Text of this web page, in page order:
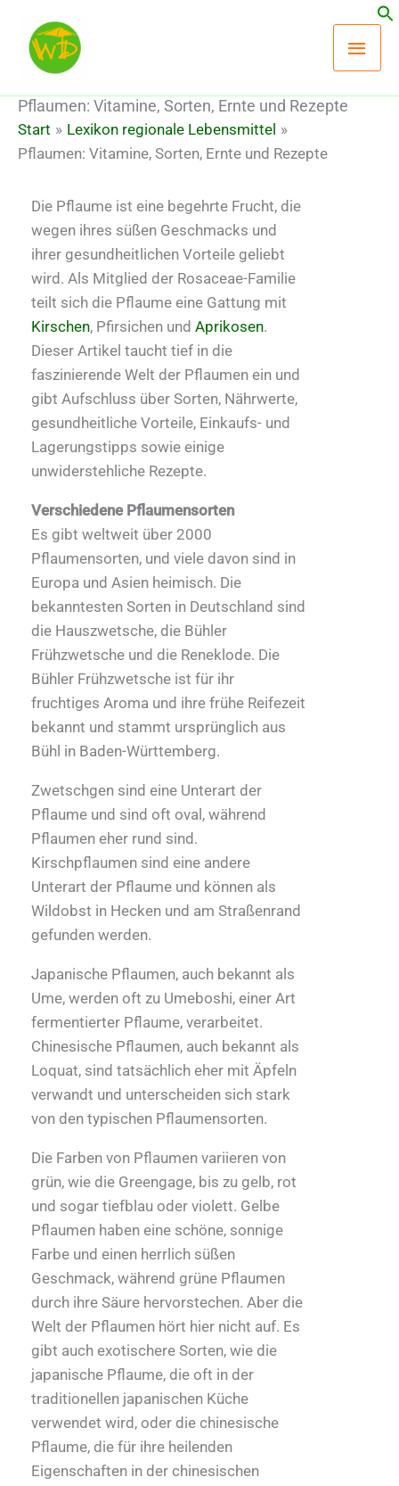
Inhalt
springen
Pflaumen: Vitamine, Sorten, Ernte und Rezepte
Start
Lexikon regionale Lebensmittel
Pflaumen: Vitamine, Sorten, Ernte und Rezepte
Die Pflaume ist eine begehrte Frucht, die
wegen ihres süßen Geschmacks und
ihrer gesundheitlichen Vorteile geliebt
wird. Als Mitglied der Rosaceae-Familie
teilt sich die Pflaume eine Gattung mit
Kirschen, Pfirsichen und Aprikosen.
Dieser Artikel taucht tief in die
faszinierende Welt der Pflaumen ein und
gibt Aufschluss über Sorten, Nährwerte,
gesundheitliche Vorteile, Einkaufs- und
Lagerungstipps sowie einige
unwiderstehliche Rezepte.
Verschiedene Pflaumensorten
Es gibt weltweit über 2000
Pflaumensorten, und viele davon sind in
Europa und Asien heimisch. Die
bekanntesten Sorten in Deutschland sind
die Hauszwetsche, die Bühler
Frühzwetsche und die Reneklode. Die
Bühler Frühzwetsche ist für ihr
fruchtiges Aroma und ihre frühe Reifezeit
bekannt und stammt ursprünglich aus
Bühl in Baden-Württemberg.
Zwetschgen sind eine Unterart der
Pflaume und sind oft oval, während
Pflaumen eher rund sind.
Kirschpflaumen sind eine andere
Unterart der Pflaume und können als
Wildobst in Hecken und am Straßenrand
gefunden werden.
Japanische Pflaumen, auch bekannt als
Ume, werden oft zu Umeboshi, einer Art
fermentierter Pflaume, verarbeitet.
Chinesische Pflaumen, auch bekannt als
Loquat, sind tatsächlich eher mit Äpfeln
verwandt und unterscheiden sich stark
von den typischen Pflaumensorten.
Die Farben von Pflaumen variieren von
grün, wie die Greengage, bis zu gelb, rot
und sogar tiefblau oder violett. Gelbe
Pflaumen haben eine schöne, sonnige
Farbe und einen herrlich süßen
Geschmack, während grüne Pflaumen
durch ihre Säure hervorstechen. Aber die
Welt der Pflaumen hört hier nicht auf. Es
gibt auch exotischere Sorten, wie die
japanische Pflaume, die oft in der
traditionellen japanischen Küche
verwendet wird, oder die chinesische
Pflaume, die für ihre heilenden
Eigenschaften in der chinesischen